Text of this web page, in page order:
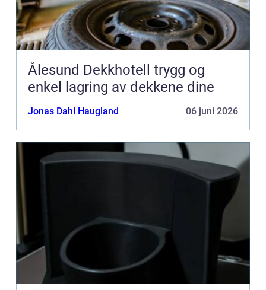
Ålesund Dekkhotell trygg og
enkel lagring av dekkene dine
Jonas Dahl Haugland 06 juni 2026